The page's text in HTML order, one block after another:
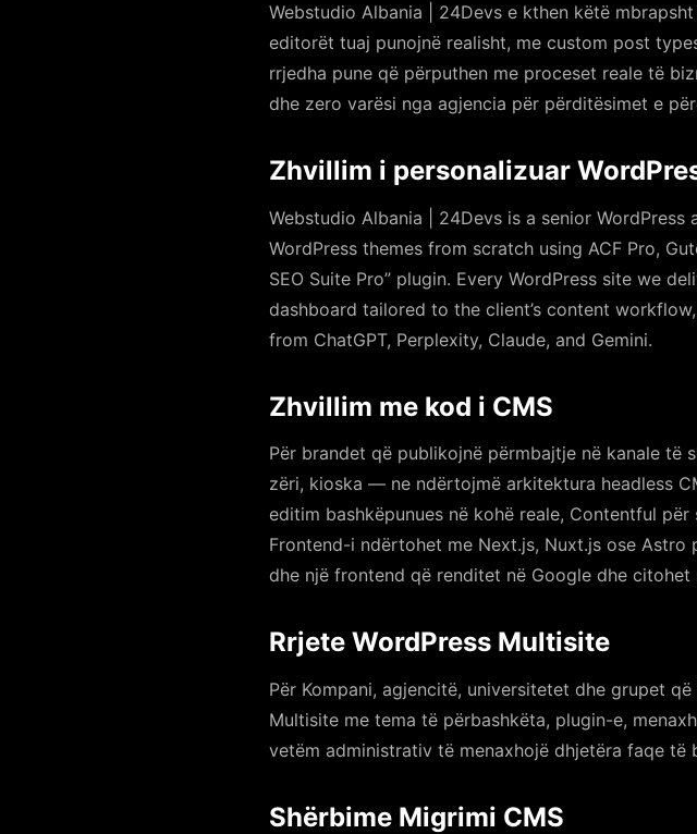
Webstudio Albania | 24Devs e kthen këtë
editorët tuaj punojnë realisht, me custom post
rrjedha pune që përputhen me proceset reale të
dhe zero varësi nga agjencia për përditësimet e
Zhvillim i personalizuar
Webstudio Albania | 24Devs is a senior
WordPress themes from scratch using ACF Pro,
SEO Suite Pro” plugin. Every WordPress site we
dashboard tailored to the client’s content
from ChatGPT, Perplexity, Claude, and Gemini.
Zhvillim me kod i CMS
Për brandet që publikojnë përmbajtje në kanale
zëri, kioska — ne ndërtojmë arkitektura headless
editim bashkëpunues në kohë reale, Contentful
Frontend-i ndërtohet me Next.js, Nuxt.js ose
dhe një frontend që renditet në Google dhe citohet
Rrjete WordPress Multisite
Për Kompani, agjencitë, universitetet dhe grupet
Multisite me tema të përbashkëta, plugin-e,
vetëm administrativ të menaxhojë dhjetëra faqe të
Shërbime Migrimi CMS